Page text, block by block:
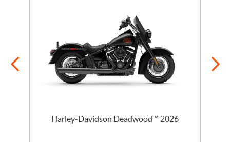
Harley-Davidson Deadwood™ 2026